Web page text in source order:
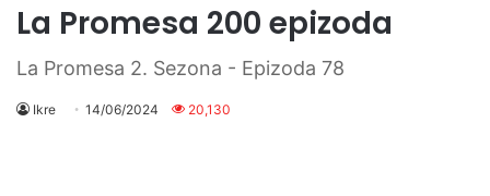
La Promesa 200 epizoda
La Promesa 2. Sezona - Epizoda 78
Ikre 14/06/2024 20,130